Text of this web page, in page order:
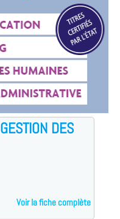
DES
Voir la fiche complète